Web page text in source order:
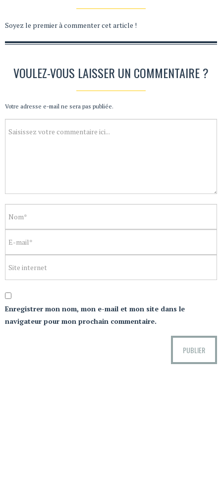
Soyez le premier à commenter cet article !
VOULEZ-VOUS LAISSER UN COMMENTAIRE ?
Votre adresse e-mail ne sera pas publiée.
Enregistrer mon nom, mon e-mail et mon site dans le
navigateur pour mon prochain commentaire.